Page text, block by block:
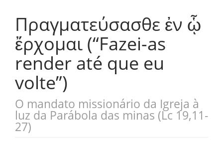
Πραγματεύσασθε ἐν ᾧ
ἔρχομαι (“Fazei-as
render até que eu
volte”)
O mandato missionário da Igreja à
luz da Parábola das minas (Lc 19,11-
27)